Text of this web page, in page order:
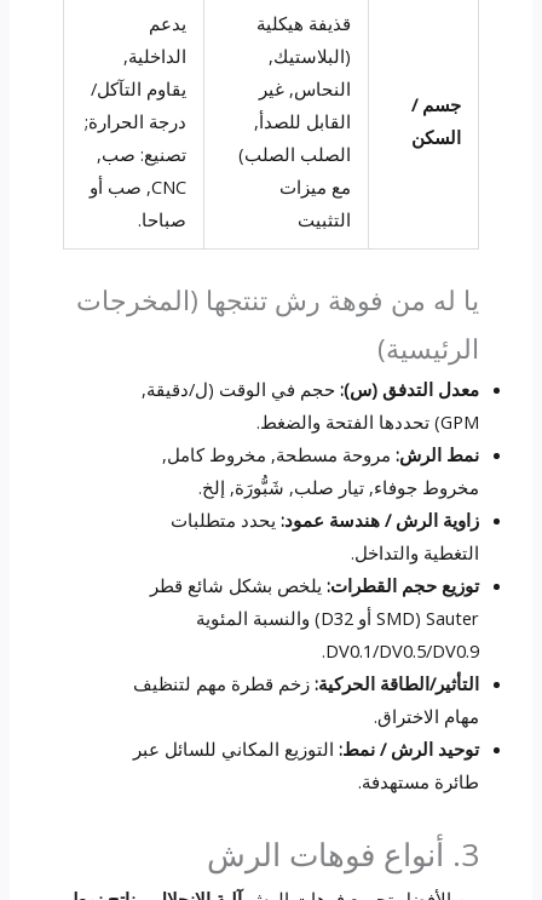
جسم /
السكن
قذيفة هيكلية
(البلاستيك,
النحاس, غير
القابل للصدأ,
الصلب الصلب)
مع ميزات
التثبيت
يدعم
الداخلية,
يقاوم التآكل/
درجة الحرارة;
تصنيع: صب,
CNC, صب أو
صباحا.
يا له من فوهة رش تنتجها (المخرجات
الرئيسية)
معدل التدفق (س):حجم في الوقت (ل/دقيقة,
GPM) تحددها الفتحة والضغط.
نمط الرش:مروحة مسطحة, مخروط كامل,
مخروط جوفاء, تيار صلب, شَبُّورَة, إلخ.
زاوية الرش / هندسة عمود:يحدد متطلبات
التغطية والتداخل.
توزيع حجم القطرات:يلخص بشكل شائع قطر
Sauter (SMD أو D32) والنسبة المئوية
DV0.1/DV0.5/DV0.9.
التأثير/الطاقة الحركية:زخم قطرة مهم لتنظيف
مهام الاختراق.
توحيد الرش / نمط:التوزيع المكاني للسائل عبر
طائرة مستهدفة.
3. أنواع فوهات الرش